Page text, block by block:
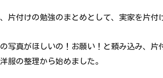
片付けの勉強のまとめとして、実家を片付
写真がほしいの！お願い！と頼み込み、片
服の整理から始めました。